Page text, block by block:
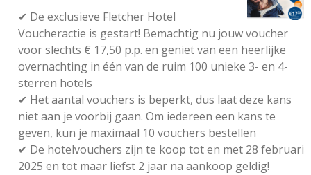
✔ De exclusieve Fletcher Hotel
Voucheractie is gestart! Bemachtig nu jouw voucher
voor slechts € 17,50 p.p. en geniet van een heerlijke
overnachting in één van de ruim 100 unieke 3- en 4-
sterren hotels
✔ Het aantal vouchers is beperkt, dus laat deze kans
niet aan je voorbij gaan. Om iedereen een kans te
geven, kun je maximaal 10 vouchers bestellen
✔ De hotelvouchers zijn te koop tot en met 28 februari
2025 en tot maar liefst 2 jaar na aankoop geldig!